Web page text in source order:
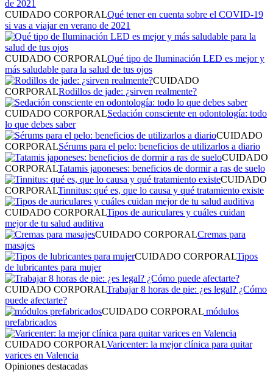
CUIDADO CORPORALQué tener en cuenta sobre el COVID-19
si vas a viajar en verano de 2021
CUIDADO CORPORALQué tipo de Iluminación LED es mejor y
más saludable para la salud de tus ojos
CUIDADO
CORPORALRodillos de jade: ¿sirven realmente?
CUIDADO CORPORALSedación consciente en odontología: todo
lo que debes saber
CUIDADO
CORPORALSérums para el pelo: beneficios de utilizarlos a diario
CUIDADO
CORPORALTatamis japoneses: beneficios de dormir a ras de suelo
CUIDADO
CORPORALTinnitus: qué es, que lo causa y qué tratamiento existe
CUIDADO CORPORALTipos de auriculares y cuáles cuidan
mejor de tu salud auditiva
CUIDADO CORPORALCremas para
masajes
CUIDADO CORPORALTipos
de lubricantes para mujer
CUIDADO CORPORALTrabajar 8 horas de pie: ¿es legal? ¿Cómo
puede afectarte?
CUIDADO CORPORAL módulos
prefabricados
CUIDADO CORPORALVaricenter: la mejor clínica para quitar
varices en Valencia
Opiniones destacadas